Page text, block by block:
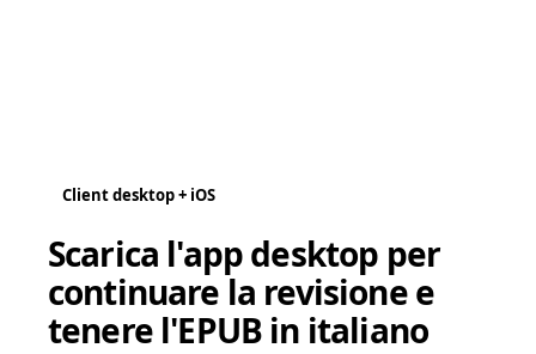
Client desktop + iOS
Scarica l'app desktop per
continuare la revisione e
tenere l'EPUB in italiano